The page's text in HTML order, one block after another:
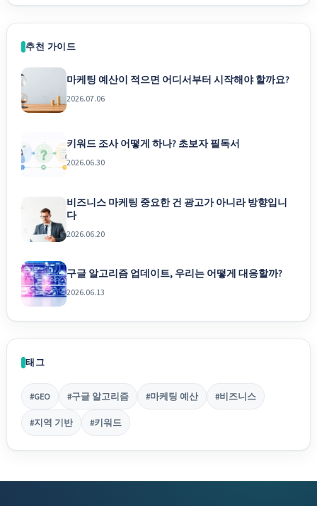
추천 가이드
마케팅 예산이 적으면 어디서부터 시작해야 할까요?
2026.07.06
키워드 조사 어떻게 하나? 초보자 필독서
2026.06.30
비즈니스 마케팅 중요한 건 광고가 아니라 방향입니
다
2026.06.20
구글 알고리즘 업데이트, 우리는 어떻게 대응할까?
2026.06.13
태그
#GEO #구글 알고리즘 #마케팅 예산 #비즈니스
#지역 기반 #키워드